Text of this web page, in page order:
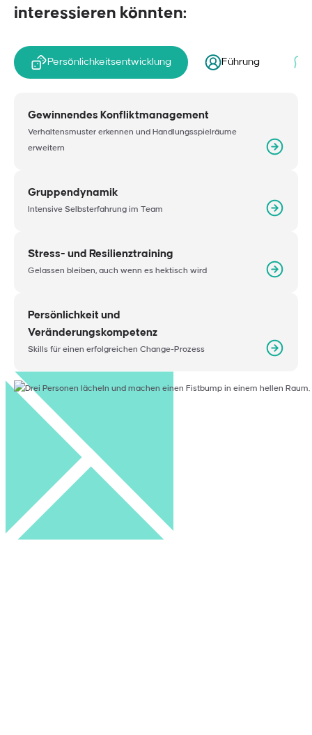
interessieren könnten:
Persönlichkeitsentwicklung Führung
Gewinnendes Konfliktmanagement
Verhaltensmuster erkennen und Handlungsspielräume
erweitern
Gruppendynamik
Intensive Selbsterfahrung im Team
Stress- und Resilienztraining
Gelassen bleiben, auch wenn es hektisch wird
Persönlichkeit und
Veränderungskompetenz
Skills für einen erfolgreichen Change-Prozess